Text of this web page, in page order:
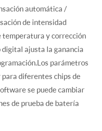
automática /
de intensidad
temperatura y corrección
ajusta la ganancia
parámetros
diferentes chips de
se puede cambiar
de prueba de batería